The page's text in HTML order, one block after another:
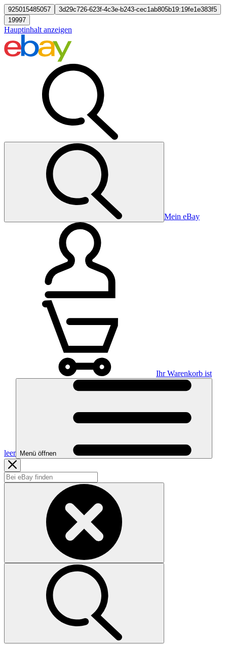
925015485057
3d29c726-623f-4c3e-b243-cec1ab805b19:19fe1e383f5
19997
Hauptinhalt anzeigen
Mein eBay
Ihr Warenkorb ist
leer Menü öffnen